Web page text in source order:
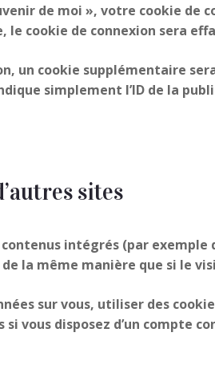
de moi », votre cookie
le cookie de connexion sera
un cookie supplémentaire
simplement l’ID de la
sites
intégrés (par
la même manière que si le
sur vous, utiliser des
vous disposez d’un compte